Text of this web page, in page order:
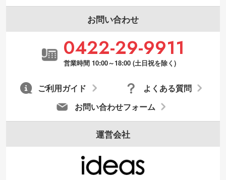
お問い合わせ
0422-29-9911
営業時間 10:00～18:00 (土日祝を除く)
お問い合わせフォーム
よくある質問
ご利用ガイド
運営会社